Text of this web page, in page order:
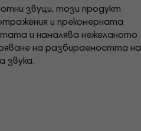
звуци, този продукт
и прекомерната
и намалява нежеланото
на разбираемостта на
звука.